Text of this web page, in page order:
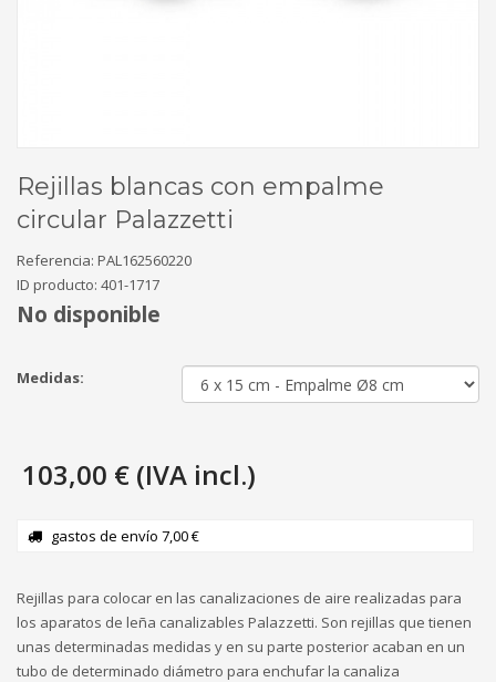
Rejillas blancas con empalme
circular Palazzetti
Referencia: PAL162560220
ID producto: 401-1717
No disponible
Medidas:
103,00 € (IVA incl.)
gastos de envío 7,00 €
Rejillas para colocar en las canalizaciones de aire realizadas para
los aparatos de leña canalizables Palazzetti. Son rejillas que tienen
unas determinadas medidas y en su parte posterior acaban en un
tubo de determinado diámetro para enchufar la canaliza